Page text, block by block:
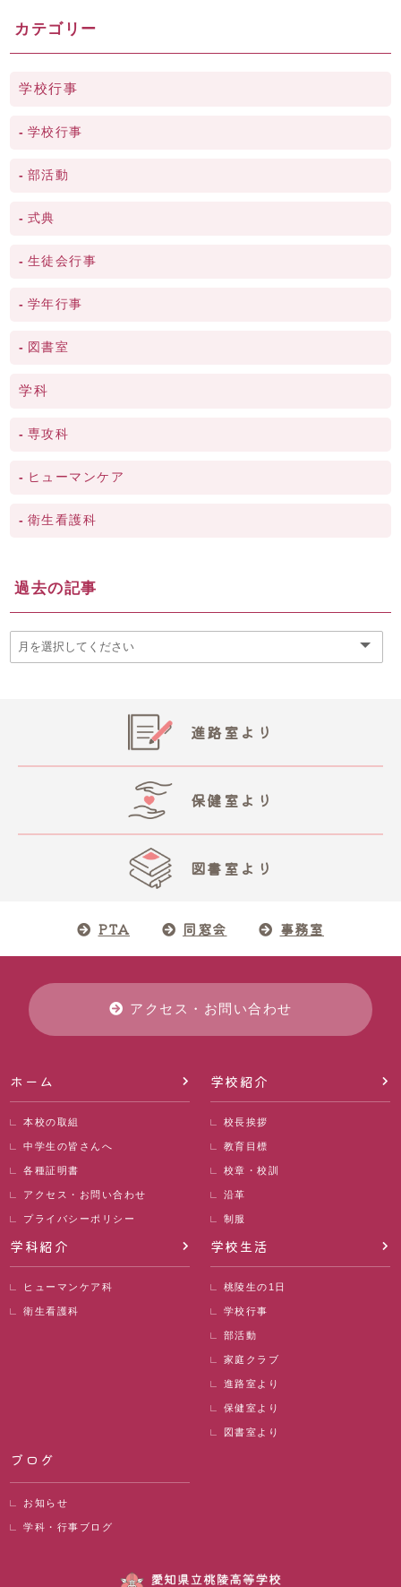
カテゴリー
学校行事
学校行事
部活動
式典
生徒会行事
学年行事
図書室
学科
専攻科
ヒューマンケア
衛生看護科
過去の記事
進路室より
保健室より
図書室より
PTA 同窓会 事務室
アクセス・お問い合わせ
ホーム
本校の取組
中学生の皆さんへ
各種証明書
アクセス・お問い合わせ
プライバシーポリシー
学校紹介
校長挨拶
教育目標
校章・校訓
沿革
制服
学科紹介
ヒューマンケア科
衛生看護科
学校生活
桃陵生の1日
学校行事
部活動
家庭クラブ
進路室より
保健室より
図書室より
ブログ
お知らせ
学科・行事ブログ